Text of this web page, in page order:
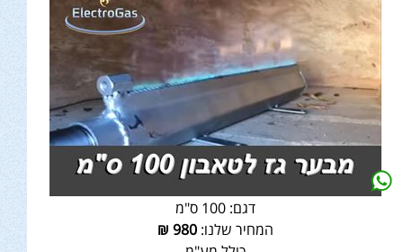
דגם: 100 ס"מ
המחיר שלנו:980
₪